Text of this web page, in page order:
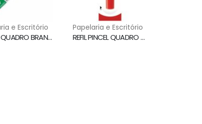
e Escritório
PINCEL QUADRO BRANCO WBMA RECARREGAVEL VERDE PILOT
Papelaria e Escritório
REFIL PINCEL QUADRO BRANCO VERMELHA WBS-VBM PILOT